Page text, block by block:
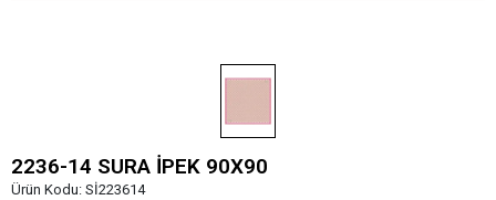
2236-14 SURA İPEK 90X90
Ürün Kodu: Sİ223614